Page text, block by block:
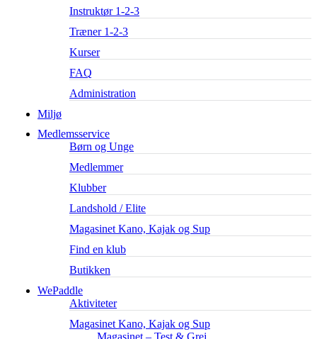
Instruktør 1-2-3
Træner 1-2-3
Kurser
FAQ
Administration
Miljø
Medlemsservice
Børn og Unge
Medlemmer
Klubber
Landshold / Elite
Magasinet Kano, Kajak og Sup
Find en klub
Butikken
WePaddle
Aktiviteter
Magasinet Kano, Kajak og Sup
Magasinet – Test & Grej